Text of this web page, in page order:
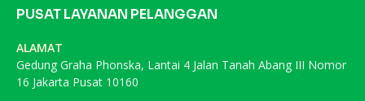
PUSAT LAYANAN PELANGGAN
ALAMAT
Gedung Graha Phonska, Lantai 4 Jalan Tanah Abang III Nomor
16 Jakarta Pusat 10160